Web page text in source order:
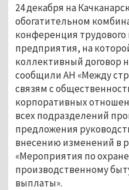
24 декабря на
обогатительном
конференция трудового
предприятия, на
коллективный договор
сообщили АН «Между
связям с
корпоративных
всех подразделений
предложения
внесению изменений в
«Мероприятия по
производственному
выплаты».